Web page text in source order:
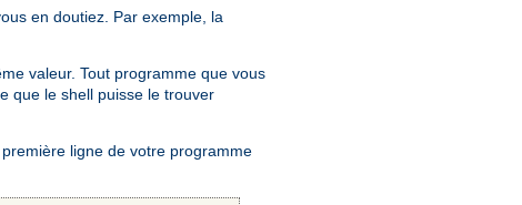
en doutiez. Par exemple, la
valeur. Tout programme que vous
que le shell puisse le trouver
ligne de votre programme